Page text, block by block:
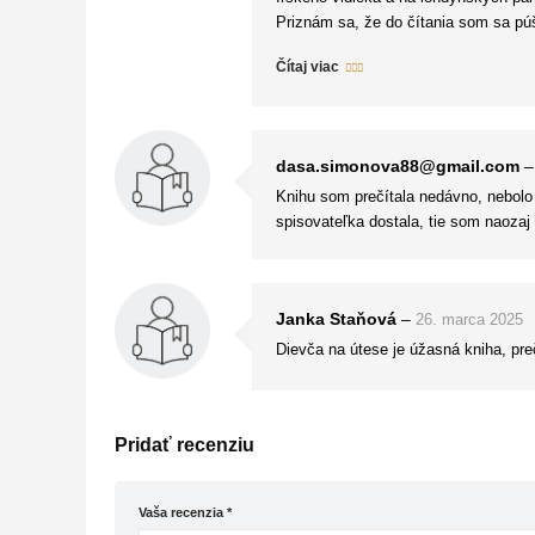
Priznám sa, že do čítania som sa
dialógy vyznievali občas umelo,
Moje pocity z knihy sú teda dosť
strhujúci príbeh a sympatické
Siedmich sestrách.
Čítaj viac
dasa.simonova88@gmail.com –
Knihu som prečítala nedávno,
spisovateľka dostala, tie som
Janka Staňová – 26. marca 2025
Dievča na útese je úžasná kniha,
Pridať recenziu
Vaša recenzia *